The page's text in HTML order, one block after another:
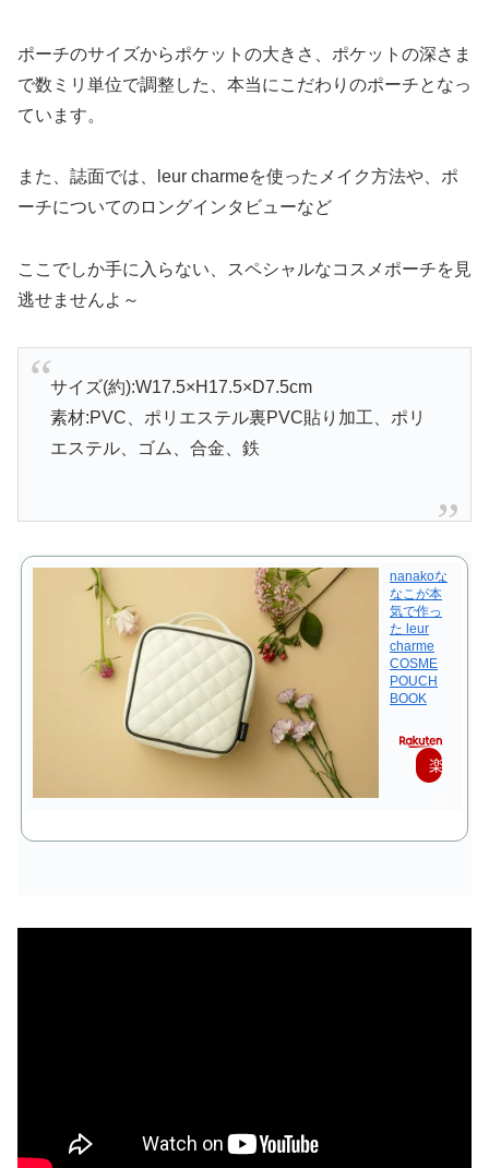
ポーチのサイズからポケットの大きさ、ポケットの深さま
で数ミリ単位で調整した、本当にこだわりのポーチとなっ
ています。
また、誌面では、leur charmeを使ったメイク方法や、ポ
ーチについてのロングインタビューなど
ここでしか手に入らない、スペシャルなコスメポーチを見
逃せませんよ～
サイズ(約):W17.5×H17.5×D7.5cm
素材:PVC、ポリエステル裏PVC貼り加工、ポリ
エステル、ゴム、合金、鉄
nanakoな
なこが本
気で作っ
た leur
charme
COSME
POUCH
BOOK
楽